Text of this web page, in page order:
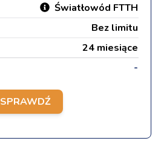
Światłowód FTTH
Bez limitu
24 miesiące
-
SPRAWDŹ